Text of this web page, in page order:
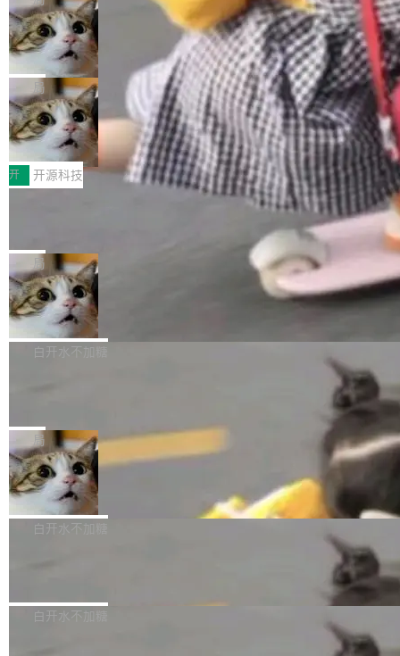
现实 过去两年，CIO们的焦虑清单上多了两项：
一是如何让大模型和智能体应用安全地从PoC走
向生产，二是如何让测试团队跟得上AI应用...
设置，如果用布尔值 + 可空字段来表示——bool
ean 表示是否可切换，nullable 的默认模式、浅
色方案、深色方案——会产生大量无意义的组
合。方案缺了、配置冲突了、全 null 了。要知道
哪些组合有效，作者说，你得靠"文档、校验、或
者部落知识"。 换个写法。Rust 的 enum，两个
变体：Switchable...
个"AI 知识库 + 聊天机器人"——每个大厂都在
做，没什么新鲜的。 但 Kenton Varda 在 Twitte
r 上把事情说清楚了： 今天我们发布了 Cloudfla
re OS，一个带连接器的聊天机器人，跟其他所
有科技公司做的一样。只不过，实际上它不一
样。这是 Sandstorm.io 的重制版，我十年前的
那个创业公司。不同的是，这次它构建在 Cloudf
lare Workers 上——我花了九年时间搭建的平台
——并且深度集成了 AI。这基本上是我十年秘密
Deno 团队开源 Celld，可自托管的分
布式 Durable Objects
Ryan Dahl 领导的 Deno 团队推出了最新开源项
目 Celld，一个能在自己机器上运行 Cloudflare
Workers 和 Durable Objects 的守护进程。 设
计思路很直接：每个对象是一个独立的 SQLite
数据库，按名称寻址，复制到你自己的 S3 兼容
存储库里。节点之间只通过这个存储库协调——
没有控制平面，没有共识协议。每个对象自带一
个小型数据库，应用天然按分片构建，单个数据
库的竞争和爆炸半径问题在设计层面就被消除
了。 闲置的 cell 会休眠到几乎不占资源。当 cel
l 迁移或唤醒时，新宿主从 S3 恢复 SQLite 数据
库继续执行。存储库是持久化的唯一真相...
局
鲁大师7月新机性能/流畅/AI榜：vivo夺
性能、流畅双第一，三星Galaxy Z系列
新折叠缺席
2026年7月的手机市场，由于存储等硬件成本暴
增，手机厂商的日子也不好过啊，新机速度明显
放缓，因此硝烟味淡了许多。新机参数规格除开
高价的三星折叠（三星Galaxy Z Fold8 Ultra / Z
Fold8 / Z Flip8）外，其余要么是中低端机器，
例如iQOO Z11i、REDMI Note 17、REDMI No
te 17 Pro、OPPO K15，要么是vivo X300 E这
样的次旗舰。 Galaxy Z Fold8 Ultra / Z Fold8 /
Z Flip8三款折叠屏新机均在7月22日发布，且全
部搭载骁龙8 Elite Gen5 for Galaxy，它们本该
开 开源科技
Zed 编辑器团队发布了新项目——DeltaDB，一
个在 git commit 之间记录每一次编辑操作的版
本控制系统。目前处于 Early Access 阶段。 De
ltaDB 的核心思路直接写在 landing page 最显
眼的位置：「Software is made between com
mits」——软件是在 commit 之间写出来的。git
是把这段空隙补上。 回退到任何一次编辑：Delt
aDB 捕获 commit 之间的每一次操作，...
局
SpaceXAI 单季资本开支达 183 亿美元
根据风险投资人Tomer Tunguz 博客（VC 分
析）披露的最新分析与第二季度业绩报告，Spac
微软同期总资本开支的四成。 与亚马逊、Alpha
bet、微软以及 Meta 等传统科技巨头相比，Spa
ceXAI的资金消耗速度尤为引人瞩目。然而，支
撑庞大支出的资金来源却呈现出截然不同的面
貌。数据显示，微软和 Meta 主要依托充沛的经
白开水不加糖
一个在终端里运行的编程 agent；Muse Spark
1.2，驱动这个 agent 的新模型。一句话概括：
你可以用 curl -fsSL https://dev.meta.ai/install.
sh | bash 安装一个能在大项目里自动规划、写
代码、验证结果的 AI 终端工具。 据介绍，Muse
个主 agent 循环，外加一组后台 agent。这些后
局
美团开源 LoHoSearch，用知识图谱校
准 AI 能力认知
机器出题的前提，是让机器拥有全局视野。整个
构建流程可以分为四个环节：建图 → 控制难度
白开水不加糖
库，并将作为transport接入Mooncake TENT。
白开水不加糖